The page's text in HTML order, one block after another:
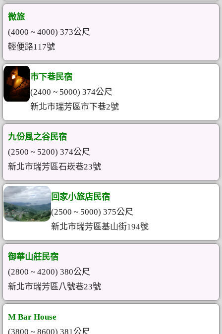
微旅
(4000 ~ 4000) 373公尺
輕便路117號
市下巷民宿
(2400 ~ 5000) 374公尺
新北市瑞芳區市下巷2號
九份風之谷民宿
(2500 ~ 5200) 374公尺
新北市瑞芳區石崁巷23號
回家小旅店民宿
(2500 ~ 5000) 375公尺
新北市瑞芳區基山街194號
御華山莊民宿
(2800 ~ 4200) 380公尺
新北市瑞芳區八號巷23號
M Bar House
(3800 ~ 8600) 381公尺